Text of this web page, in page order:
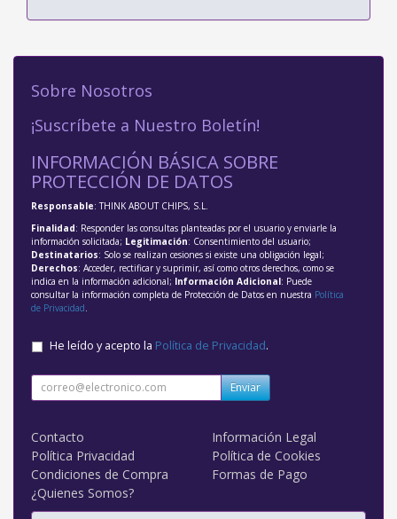
Sobre Nosotros
¡Suscríbete a Nuestro Boletín!
INFORMACIÓN BÁSICA SOBRE
PROTECCIÓN DE DATOS
Responsable: THINK ABOUT CHIPS, S.L.
Finalidad: Responder las consultas planteadas por el usuario y enviarle la
información solicitada; Legitimación: Consentimiento del usuario;
Destinatarios: Solo se realizan cesiones si existe una obligación legal;
Derechos: Acceder, rectificar y suprimir, así como otros derechos, como se
indica en la información adicional; Información Adicional: Puede
consultar la información completa de Protección de Datos en nuestra Política
de Privacidad
He leído y acepto la Política de Privacidad.
Enviar
Contacto
Información Legal
Política Privacidad
Política de Cookies
Condiciones de Compra
Formas de Pago
¿Quienes Somos?